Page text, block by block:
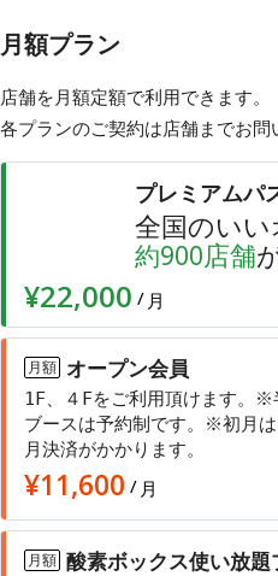
月額プラン
店舗を月額定額で利用できます。
各プランのご契約は店舗までお問
プレミアムパ
全国のいい
約900店舗
¥22,000 / 月
月額 オープン会員
1F、４Fをご利用頂けます。
ブースは予約制です。※初月
月決済がかかります。
¥11,600 / 月
月額 酸素ボックス使い放